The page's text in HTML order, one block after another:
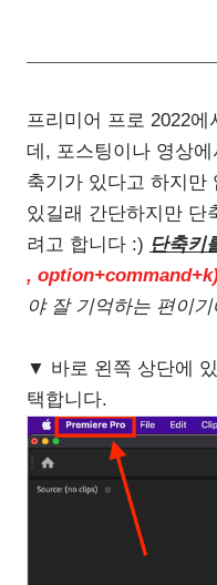
프리미어 프로 2022
데, 포스팅이나 영상
축기가 있다고 하지만
있길래 간단하지만 단
려고 합니다 :) 단축키
,
야 잘 기억하는 편이기
▼ 바로 왼쪽 상단에
택합니다.